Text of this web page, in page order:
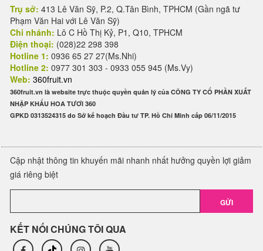
Trụ sở: 413 Lê Văn Sỹ, P.2, Q.Tân Bình, TPHCM (Gần ngã tư
Phạm Văn Hai với Lê Văn Sỹ)
Chi nhánh: Lô C Hồ Thị Kỷ, P1, Q10, TPHCM
Điện thoại: (028)22 298 398
Hotline 1: 0936 65 27 27(Ms.Nhi)
Hotline 2: 0977 301 303 - 0933 055 945 (Ms.Vy)
Web: 360fruit.vn
360fruit.vn là website trực thuộc quyền quản lý của CÔNG TY CỔ PHẦN XUẤT
NHẬP KHẨU HOA TƯƠI 360
GPKD 0313524315 do Sở kế hoạch Đầu tư TP. Hồ Chí Minh cấp 06/11/2015
Cập nhật thông tin khuyến mãi nhanh nhất hưởng quyền lợi giảm
giá riêng biệt
GỬI
KẾT NỐI CHÚNG TÔI QUA